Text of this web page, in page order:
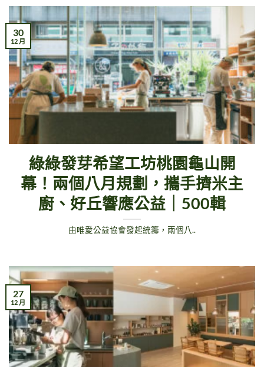
綠綠發芽希望工坊桃園龜山開
幕！兩個八月規劃，攜手擠米主
廚、好丘響應公益｜500輯
由唯愛公益協會發起統籌，兩個八..
30
12 月
27
12 月